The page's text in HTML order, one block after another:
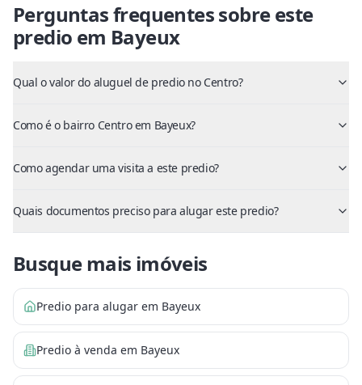
Perguntas frequentes sobre este
predio em Bayeux
Qual o valor do aluguel de predio no Centro?
Como é o bairro Centro em Bayeux?
Como agendar uma visita a este predio?
Quais documentos preciso para alugar este predio?
Busque mais imóveis
Predio para alugar em Bayeux
Predio à venda em Bayeux